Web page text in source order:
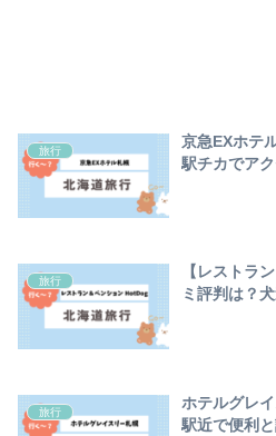
旅行
京急EXホテ
駅チカでア
旅行
【レストラ
ミ評判は？
旅行
ホテルグレ
駅近で便利